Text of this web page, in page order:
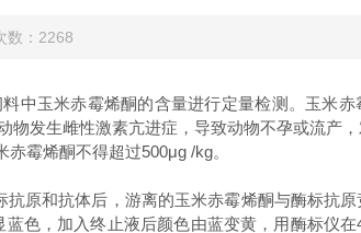
：2268
中玉米赤霉烯酮的含量进行定量检测。玉米
发生雌性激素亢进症，导致动物不孕或流产
霉烯酮不得超过500μg /kg。
原和抗体后，游离的玉米赤霉烯酮与酶标抗原
色，加入终止液后颜色由蓝变黄，用酶标仪在